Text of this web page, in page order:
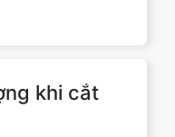
khi cắt
thiết kế để
khi cắt